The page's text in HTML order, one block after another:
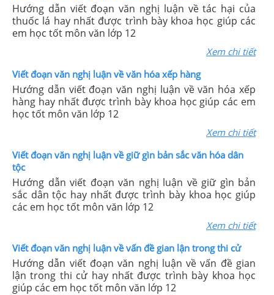
Hướng dẫn viết đoạn văn nghị luận về tác hại của
thuốc lá hay nhất được trình bày khoa học giúp các
em học tốt môn văn lớp 12
Xem chi tiết
Viết đoạn văn nghị luận về văn hóa xếp hàng
Hướng dẫn viết đoạn văn nghị luận về văn hóa xếp
hàng hay nhất được trình bày khoa học giúp các em
học tốt môn văn lớp 12
Xem chi tiết
Viết đoạn văn nghị luận về giữ gìn bản sắc văn hóa dân
tộc
Hướng dẫn viết đoạn văn nghị luận về giữ gìn bản
sắc dân tộc hay nhất được trình bày khoa học giúp
các em học tốt môn văn lớp 12
Xem chi tiết
Viết đoạn văn nghị luận về vấn đề gian lận trong thi cử
Hướng dẫn viết đoạn văn nghị luận về vấn đề gian
lận trong thi cử hay nhất được trình bày khoa học
giúp các em học tốt môn văn lớp 12